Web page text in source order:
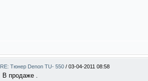
RE: Тюнер Denon TU- 550 / 03-04-2011 08:58
В продаже .